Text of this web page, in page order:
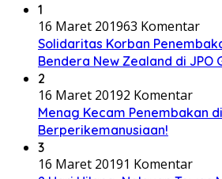
1
16 Maret 201963 Komentar
Solidaritas Korban
Bendera New Zealand di JPO
2
16 Maret 20192 Komentar
Menag Kecam Penembakan
Berperikemanusiaan!
3
16 Maret 20191 Komentar